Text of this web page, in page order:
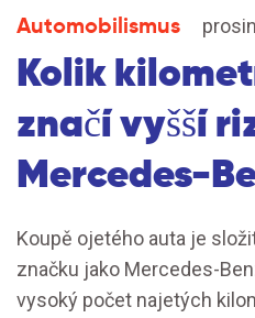
Automobilismus
Kolik
značí vyšší
Mercedes-
Koupě ojetého auta je
značku jako Mercedes-
vysoký počet najetých